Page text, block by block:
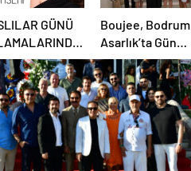
GÜNÜ
YAŞAR
ESECEK!
Boujee, Bodrum
Asarlık’ta Gün
Batımının En Şık
Adresi Oldu